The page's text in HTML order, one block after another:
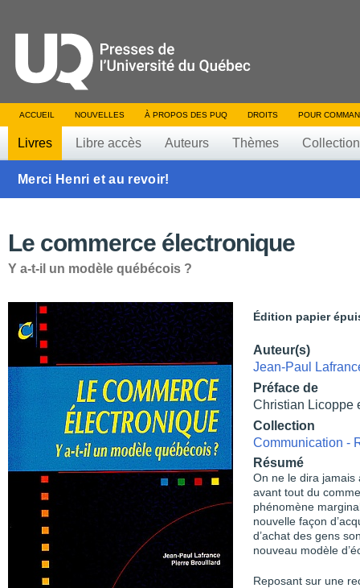
ACCUEIL NOUVELLES À PROPOS DES PUQ DROITS POUR
Livres Libre accès Auteurs Thèmes
Merci Henri et au revoir!
Le commerce électronique
Y a-t-il un modèle québécois ?
Édition papier
Auteur(s)
Jean-Paul
Préface de
Christian Licoppe
Collection
Communication -
Résumé
On ne le dira jamais
avant tout du
phénomène
nouvelle façon
d’achat des gens
nouveau modèle
Reposant sur une